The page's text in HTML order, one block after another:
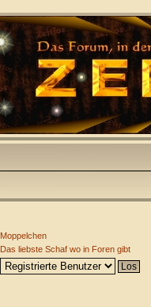
Moppelchen
Das liebste Schaf wo in Foren gibt